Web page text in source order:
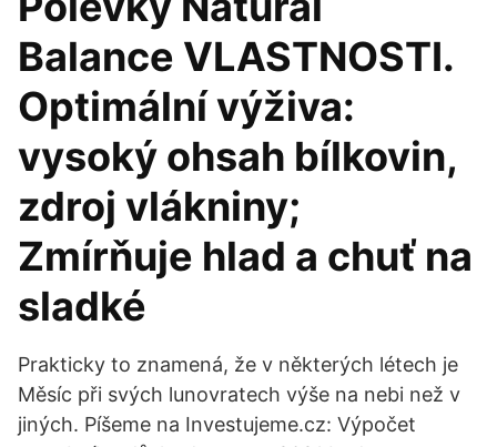
Balance VLASTNOSTI.
Optimální výživa:
vysoký ohsah bílkovin,
zdroj vlákniny;
Zmírňuje hlad a chuť na
sladké
Prakticky to znamená, že v některých létech je
Měsíc při svých lunovratech výše na nebi než v
jiných. Píšeme na Investujeme.cz: Výpočet